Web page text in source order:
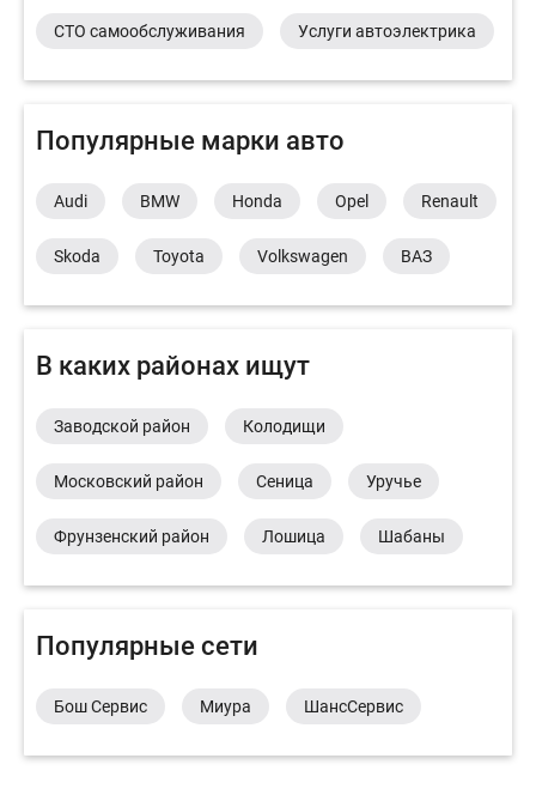
СТО самообслуживания Услуги автоэлектрика
Популярные марки авто
Audi BMW Honda Opel Renault
Skoda Toyota Volkswagen ВАЗ
В каких районах ищут
Заводской район Колодищи
Московский район Сеница Уручье
Фрунзенский район Лошица Шабаны
Популярные сети
Бош Сервис Миура ШансСервис